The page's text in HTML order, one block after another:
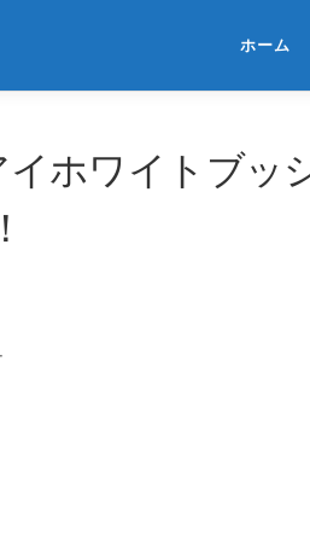
ホーム
ホワイトブッ